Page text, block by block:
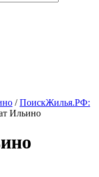
/ПоискЖилья.РФ:
Ильино